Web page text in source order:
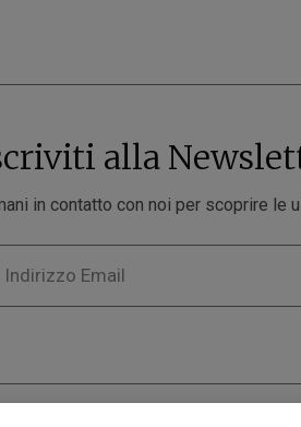
alla
in contatto con noi per scoprire le